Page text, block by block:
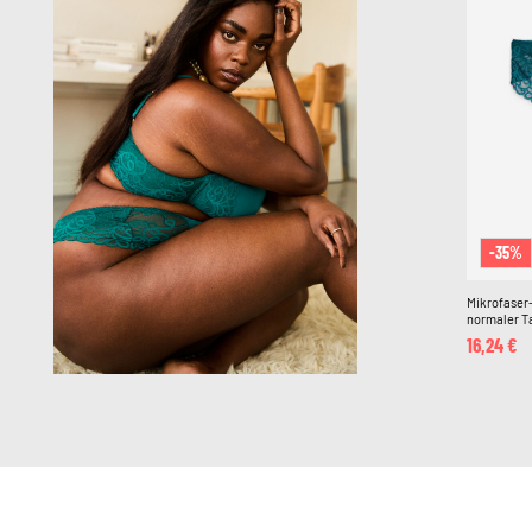
-35%
normaler
16,24 €